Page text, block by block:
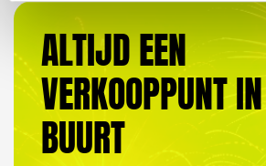
ALTIJD EEN
VERKOOPPUNT
BUURT